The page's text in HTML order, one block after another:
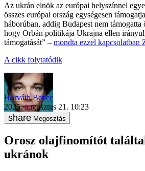
Az ukrán elnök az európai helyszínnel
összes európai ország egységesen
háborúban, addig Budapest nem
hogy Orbán politikája Ukrajna ellen
támogatását” – mondta ezzel kapcsolatban
A cikk folytatódik
Horváth Bence
2025. augusztus 21. 10:23
Megosztás
Orosz olajfinomítót
ukránok